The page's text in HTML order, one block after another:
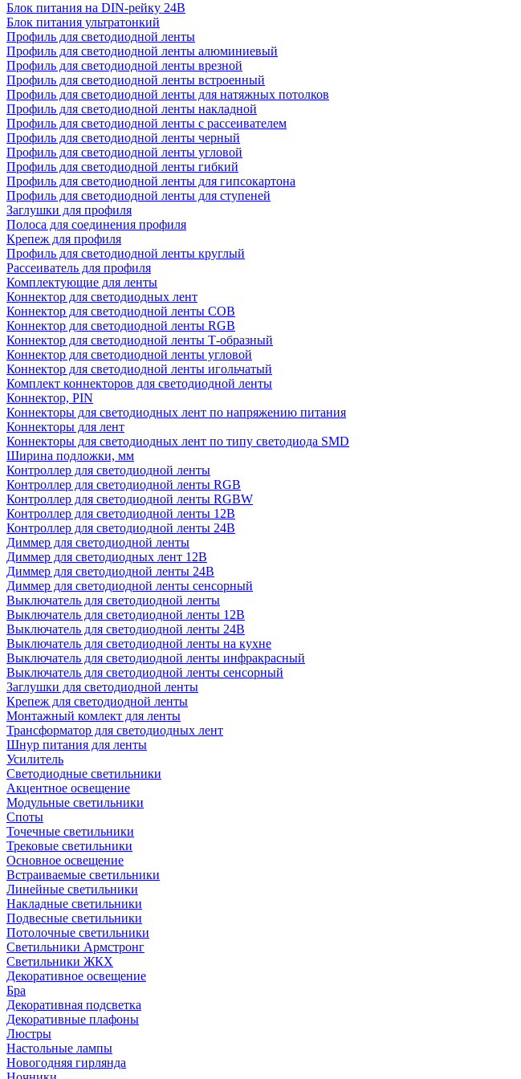
Блок питания на DIN-рейку 24В
Блок питания ультратонкий
Профиль для светодиодной ленты
Профиль для светодиодной ленты алюминиевый
Профиль для светодиодной ленты врезной
Профиль для светодиодной ленты встроенный
Профиль для светодиодной ленты для натяжных потолков
Профиль для светодиодной ленты накладной
Профиль для светодиодной ленты с рассеивателем
Профиль для светодиодной ленты черный
Профиль для светодиодной ленты угловой
Профиль для светодиодной ленты гибкий
Профиль для светодиодной ленты для гипсокартона
Профиль для светодиодной ленты для ступеней
Заглушки для профиля
Полоса для соединения профиля
Крепеж для профиля
Профиль для светодиодной ленты круглый
Рассеиватель для профиля
Комплектующие для ленты
Коннектор для светодиодных лент
Коннектор для светодиодной ленты COB
Коннектор для светодиодной ленты RGB
Коннектор для светодиодной ленты Т-образный
Коннектор для светодиодной ленты угловой
Коннектор для светодиодной ленты игольчатый
Комплект коннекторов для светодиодной ленты
Коннектор, PIN
Коннекторы для светодиодных лент по напряжению питания
Коннекторы для лент
Коннекторы для светодиодных лент по типу светодиода SMD
Ширина подложки, мм
Контроллер для светодиодной ленты
Контроллер для светодиодной ленты RGB
Контроллер для светодиодной ленты RGBW
Контроллер для светодиодной ленты 12В
Контроллер для светодиодной ленты 24В
Диммер для светодиодной ленты
Диммер для светодиодных лент 12В
Диммер для светодиодной ленты 24В
Диммер для светодиодной ленты сенсорный
Выключатель для светодиодной ленты
Выключатель для светодиодной ленты 12В
Выключатель для светодиодной ленты 24В
Выключатель для светодиодной ленты на кухне
Выключатель для светодиодной ленты инфракрасный
Выключатель для светодиодной ленты сенсорный
Заглушки для светодиодной ленты
Крепеж для светодиодной ленты
Монтажный комлект для ленты
Трансформатор для светодиодных лент
Шнур питания для ленты
Усилитель
Светодиодные светильники
Акцентное освещение
Модульные светильники
Споты
Точечные светильники
Трековые светильники
Основное освещение
Встраиваемые светильники
Линейные светильники
Накладные светильники
Подвесные светильники
Потолочные светильники
Светильники Армстронг
Светильники ЖКХ
Декоративное освещение
Бра
Декоративная подсветка
Декоративные плафоны
Люстры
Настольные лампы
Новогодняя гирлянда